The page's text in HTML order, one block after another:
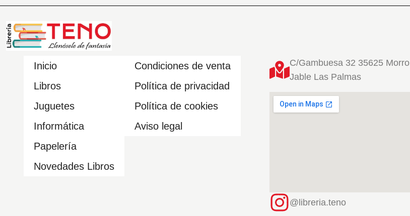
Inicio
Libros
Juguetes
Informática
Papelería
Novedades Libros
Condiciones de venta
Política de privacidad
Política de cookies
Aviso legal
C/Gambuesa 32 35625 Morro
Jable Las Palmas
@libreria.teno